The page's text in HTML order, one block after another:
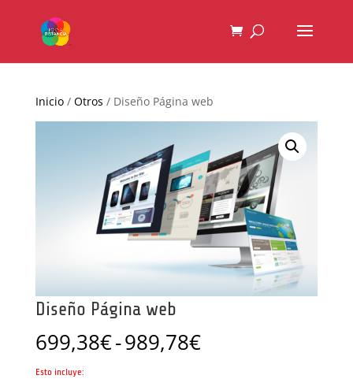
Inicio/ Otros / Diseño Página web
Diseño Página web
699,38€-989,78€Rango
de
Esto incluye: